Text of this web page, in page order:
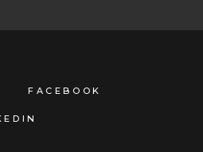
FACEBOOK